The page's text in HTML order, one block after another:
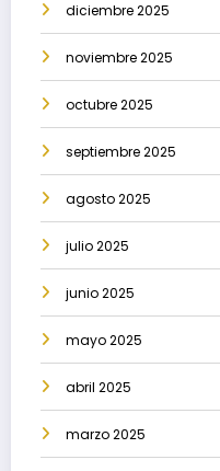
diciembre 2025
noviembre 2025
octubre 2025
septiembre 2025
agosto 2025
julio 2025
junio 2025
mayo 2025
abril 2025
marzo 2025